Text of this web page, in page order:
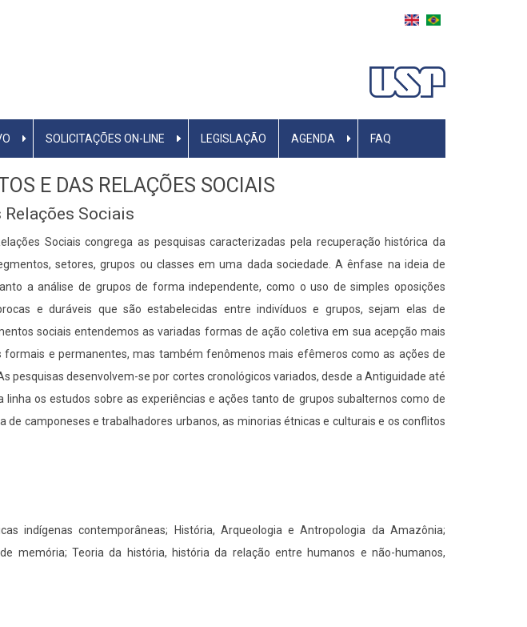
SOLICITAÇÕES ON-LINE LEGISLAÇÃO AGENDA FAQ
E DAS RELAÇÕES SOCIAIS
Sociais
Sociais congrega as pesquisas caracterizadas pela recuperação histórica da
setores, grupos ou classes em uma dada sociedade. A ênfase na ideia de
a análise de grupos de forma independente, como o uso de simples oposições
e duráveis que são estabelecidas entre indivíduos e grupos, sejam elas de
sociais entendemos as variadas formas de ação coletiva em sua acepção mais
formais e permanentes, mas também fenômenos mais efêmeros como as ações de
pesquisas desenvolvem-se por cortes cronológicos variados, desde a Antiguidade até
os estudos sobre as experiências e ações tanto de grupos subalternos como de
de camponeses e trabalhadores urbanos, as minorias étnicas e culturais e os conflitos
indígenas contemporâneas; História, Arqueologia e Antropologia da Amazônia;
memória; Teoria da história, história da relação entre humanos e não-humanos,